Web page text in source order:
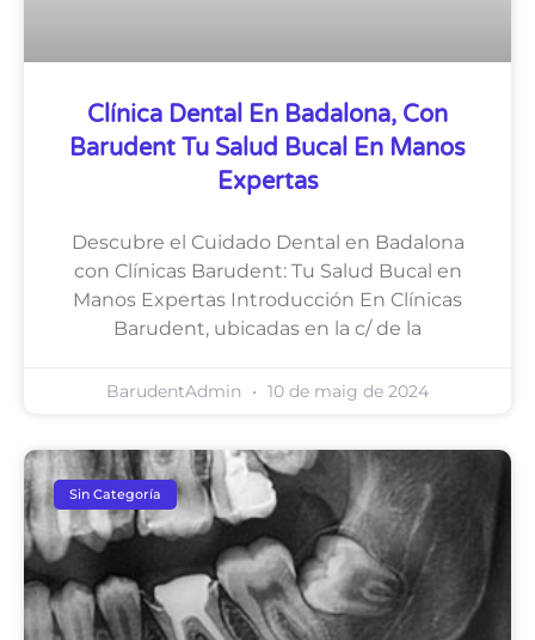
Clínica Dental En Badalona, Con
Barudent Tu Salud Bucal En Manos
Expertas
Descubre el Cuidado Dental en Badalona
con Clínicas Barudent: Tu Salud Bucal en
Manos Expertas Introducción En Clínicas
Barudent, ubicadas en la c/ de la
BarudentAdmin 10 de maig de 2024
Sin Categoría